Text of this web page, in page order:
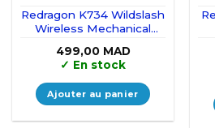
Redragon K734 Wildslash
Wireless Mechanical
499,00 MAD
✓ En stock
Ajouter au panier